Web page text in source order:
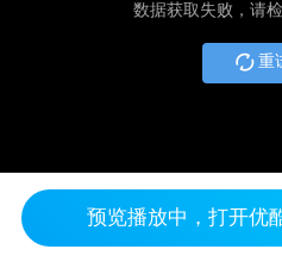
数据获取失败，请
重
预览播放中，打开优